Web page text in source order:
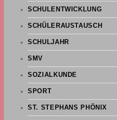
SCHULENTWICKLUNG
SCHÜLERAUSTAUSCH
SCHULJAHR
SMV
SOZIALKUNDE
SPORT
ST. STEPHANS PHÖNIX